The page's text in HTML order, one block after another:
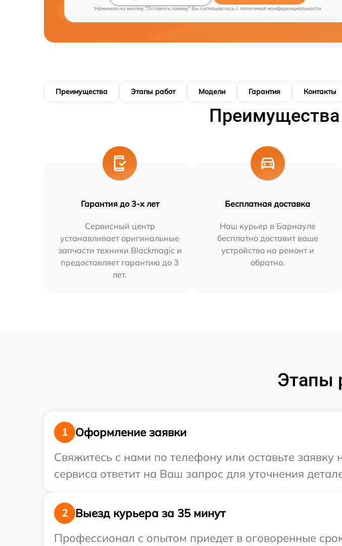
Нажимая на кнопку "Оставить заявку" Вы соглашаетесь c политикой конфиденциальности
Преимущества Этапы работ Модели Гарантия Контакты
Преимущества
Гарантия до 3-х лет
Сервисный центр
устанавливает оригинальные
запчасти техники Blackmagic и
предоставляет гарантию до 3
лет.
Бесплатная доставка
Наш курьер в Барнауле
бесплатно доставит ваше
устройство на ремонт и
обратно.
Этапы
1
Оформление заявки
Свяжитесь с нами по телефону или оставьте заявку
сервиса ответит на Ваш запрос для уточнения
2
Выезд курьера за 35 минут
Профессионал с опытом приедет в оговоренные